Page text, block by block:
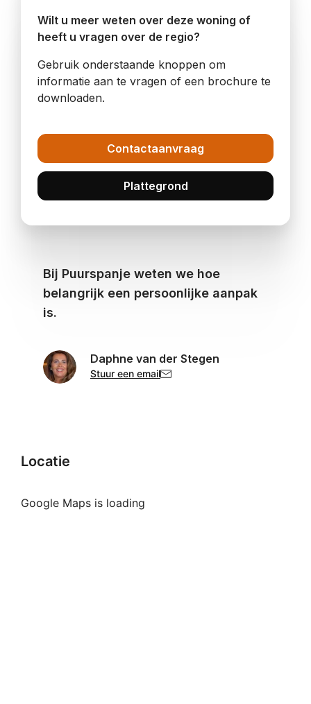
Wilt u meer weten over deze woning of
heeft u vragen over de regio?
Gebruik onderstaande knoppen om
informatie aan te vragen of een brochure te
downloaden.
Contactaanvraag
Plattegrond
Bij Puurspanje weten we hoe
belangrijk een persoonlijke aanpak
is.
Daphne van der Stegen
Stuur een email
Locatie
Google Maps is loading